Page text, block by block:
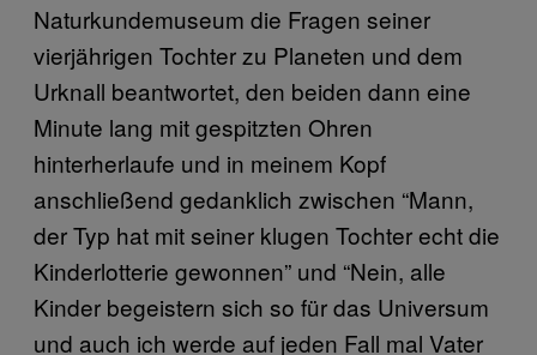
Naturkundemuseum die Fragen seiner
vierjährigen Tochter zu Planeten und dem
Urknall beantwortet, den beiden dann eine
Minute lang mit gespitzten Ohren
hinterherlaufe und in meinem Kopf
anschließend gedanklich zwischen “Mann,
der Typ hat mit seiner klugen Tochter echt die
Kinderlotterie gewonnen” und “Nein, alle
Kinder begeistern sich so für das Universum
und auch ich werde auf jeden Fall mal Vater